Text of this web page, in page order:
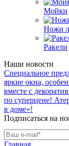
Мойки
Ножи
Ракели
Наши новости
Специальное
яркие окна,
вместе с
по суперцене!
в доме»!
Подписаться на
Главная